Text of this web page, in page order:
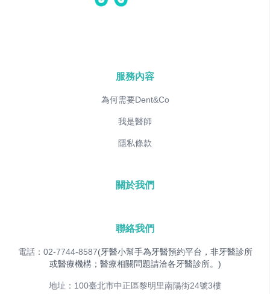
服務內容
為何需要Dent&Co
我是醫師
隱私條款
關於我們
聯絡我們
電話：02-7744-8587(牙醫小幫手為牙醫預約平台，非牙醫診所
或醫療機構；醫療相關問題請洽各牙醫診所。)
地址：100臺北市中正區黎明里南陽街24號3樓